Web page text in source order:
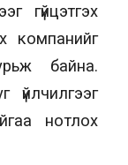
гүйцэтгэх
компанийг
байна.
үйлчилгээг
нотлох